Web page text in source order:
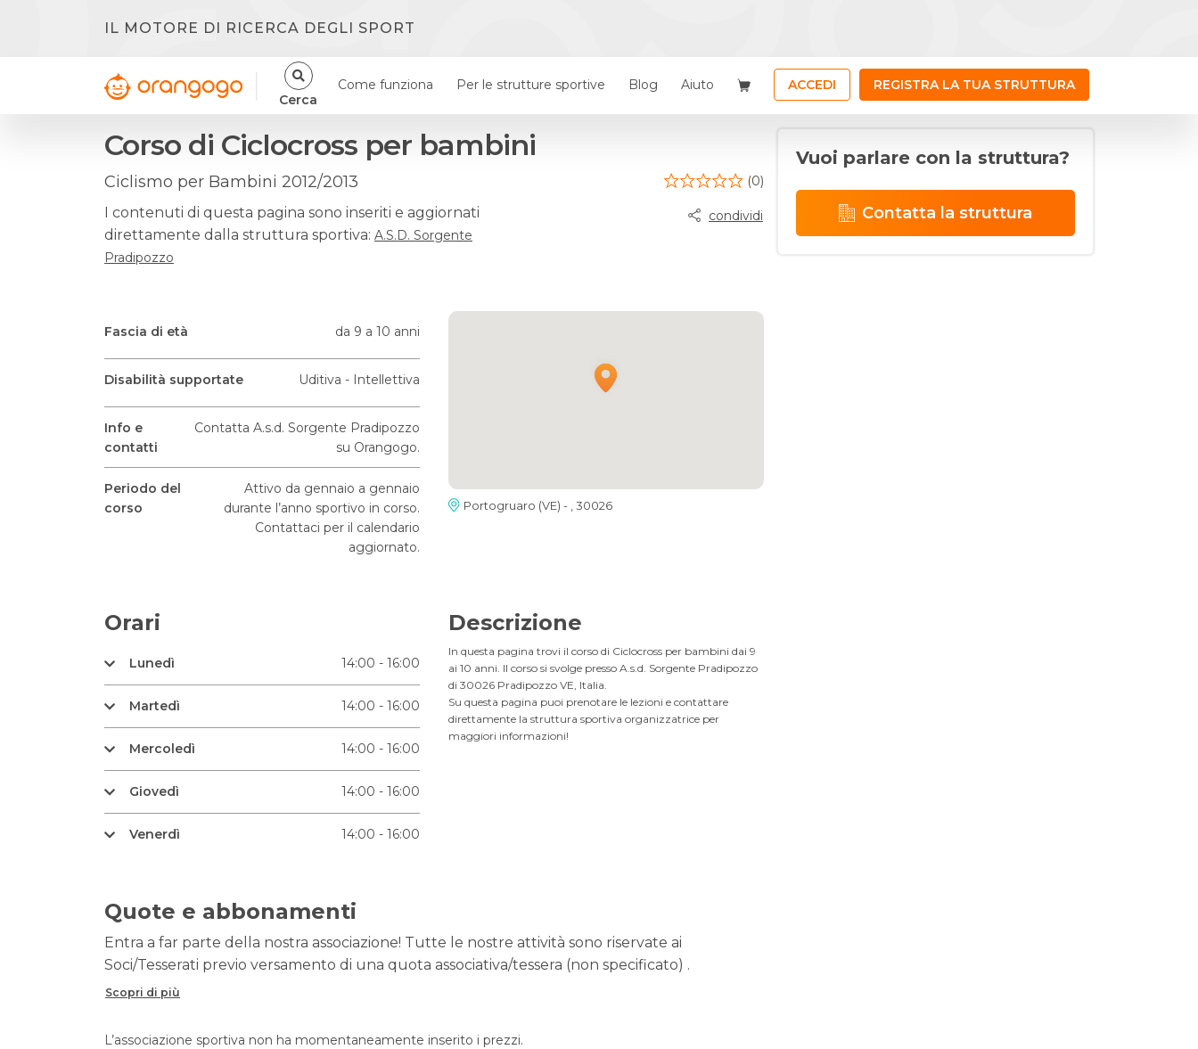
IL MOTORE DI RICERCA DEGLI SPORT
Cerca
Come funziona Per le strutture sportive Blog Aiuto ACCEDI REGISTRA LA TUA STRUTTURA
Corso di Ciclocross per bambini
Ciclismo per Bambini 2012/2013
I contenuti di questa pagina sono inseriti e aggiornati
direttamente dalla struttura sportiva: A.s.d. Sorgente
Pradipozzo
(0)
condividi
Fascia di età da 9 a 10 anni
Disabilità supportate Uditiva - Intellettiva
Info e
contatti
Contatta A.s.d. Sorgente Pradipozzo
su Orangogo.
Periodo del
corso
Attivo da gennaio a gennaio
durante l’anno sportivo in corso.
Contattaci per il calendario
aggiornato.
Portogruaro (VE) - , 30026
Orari
Lunedì 14:00 - 16:00
Martedì 14:00 - 16:00
Mercoledì 14:00 - 16:00
Giovedì 14:00 - 16:00
Venerdì 14:00 - 16:00
Descrizione
In questa pagina trovi il corso di Ciclocross per bambini dai 9
ai 10 anni. Il corso si svolge presso A.s.d. Sorgente Pradipozzo
di 30026 Pradipozzo VE, Italia.
Su questa pagina puoi prenotare le lezioni e contattare
direttamente la struttura sportiva organizzatrice per
maggiori informazioni!
Quote e abbonamenti
Entra a far parte della nostra associazione! Tutte le nostre attività sono riservate ai
Soci/Tesserati previo versamento di una quota associativa/tessera (non specificato) .
Scopri di più
L’associazione sportiva non ha momentaneamente inserito i prezzi.
Vuoi parlare con la struttura?
Contatta la struttura